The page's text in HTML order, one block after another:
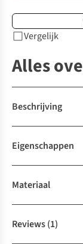
Vergelijk
Alles
Beschrijving
Eigenschappen
Materiaal
Reviews(1)